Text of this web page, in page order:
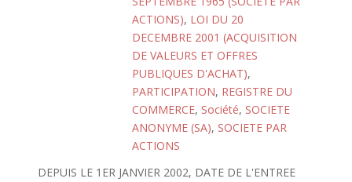
ACTIONS), LOI DU 20
DECEMBRE 2001 (ACQUISITION
DE VALEURS ET OFFRES
PUBLIQUES D'ACHAT),
PARTICIPATION, REGISTRE DU
COMMERCE, Société, SOCIETE
ANONYME (SA), SOCIETE PAR
ACTIONS
DEPUIS LE 1ER JANVIER 2002, DATE DE L'ENTREE